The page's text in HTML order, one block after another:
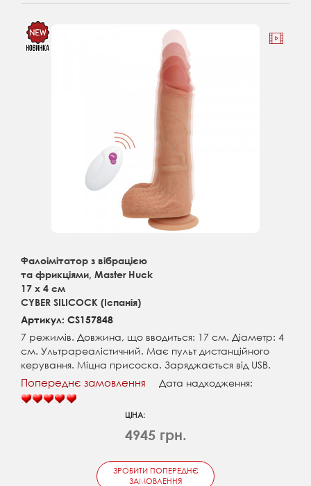
Фалоімітатор з вібрацією
та фрикціями, Master Huck
17 х 4 см
CYBER SILICOCK (Іспанія)
Артикул: CS157848
7 режимів. Довжина, що вводиться: 17 см. Діаметр: 4
см. Ультрареалістичний. Має пульт дистанційного
керування. Міцна присоска. Заряджається від USB.
Попереднє замовлення Дата надходження:
ЦІНА:
4945 грн.
ЗРОБИТИ ПОПЕРЕДНЄ
ЗАМОВЛЕННЯ